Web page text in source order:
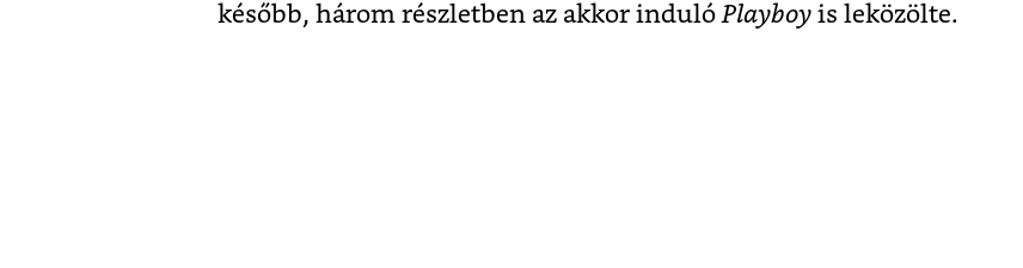
később, három részletben az akkor induló Playboy is leközölte.